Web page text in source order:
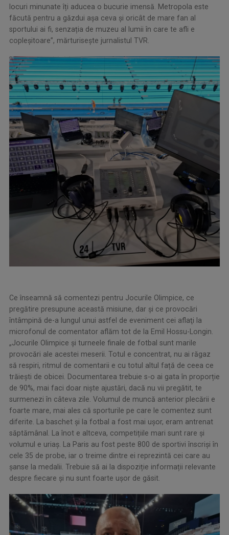
locuri minunate îți aducea o bucurie imensă. Metropola este
făcută pentru a găzdui așa ceva și oricât de mare fan al
sportului ai fi, senzația de muzeu al lumii în care te afli e
copleșitoare”, mărturiseşte jurnalistul TVR.
Ce înseamnă să comentezi pentru Jocurile Olimpice, ce
pregătire presupune această misiune, dar şi ce provocări
întâmpină de-a lungul unui astfel de eveniment cei aflaţi la
microfonul de comentator aflăm tot de la Emil Hossu-Longin.
„Jocurile Olimpice și turneele finale de fotbal sunt marile
provocări ale acestei meserii. Totul e concentrat, nu ai răgaz
să respiri, ritmul de comentarii e cu totul altul față de ceea ce
trăiești de obicei. Documentarea trebuie s-o ai gata în proporție
de 90%, mai faci doar niște ajustări, dacă nu vii pregătit, te
surmenezi în câteva zile. Volumul de muncă anterior plecării e
foarte mare, mai ales că sporturile pe care le comentez sunt
diferite. La baschet și la fotbal a fost mai ușor, eram antrenat
săptămânal. La înot e altceva, competițiile mari sunt rare și
volumul e uriaș. La Paris au fost peste 800 de sportivi înscriși în
cele 35 de probe, iar o treime dintre ei reprezintă cei care au
șanse la medalii. Trebuie să ai la dispoziție informații relevante
despre fiecare și nu sunt foarte ușor de găsit.